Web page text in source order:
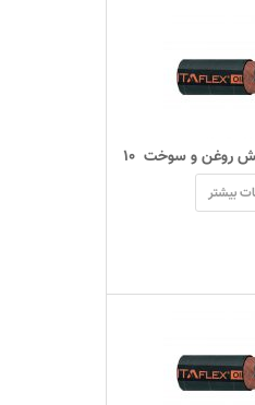
روغن و سوخت  ۱۰
بیشتر